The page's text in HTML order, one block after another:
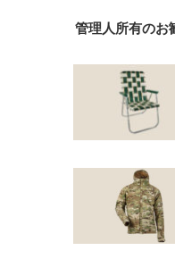
管理人所有のお